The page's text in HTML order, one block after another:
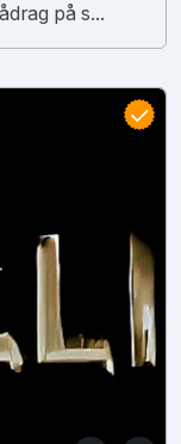
på s...